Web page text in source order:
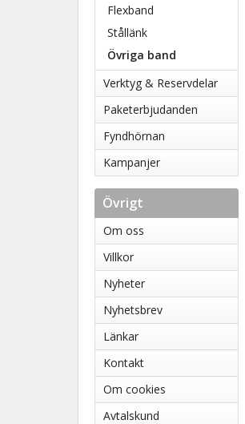
Flexband
Stållänk
Övriga band
Verktyg & Reservdelar
Paketerbjudanden
Fyndhörnan
Kampanjer
Övrigt
Om oss
Villkor
Nyheter
Nyhetsbrev
Länkar
Kontakt
Om cookies
Avtalskund